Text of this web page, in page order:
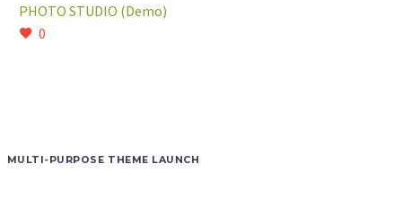
PHOTO STUDIO (Demo)
0
MULTI-PURPOSE THEME LAUNCH